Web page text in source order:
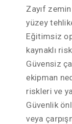
Zayıf
yüzey
Eğitimsiz
kaynaklı
Güvensiz
ekipman
riskleri ve
Güvenlik
veya